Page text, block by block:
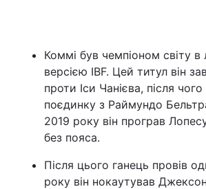
Коммі був чемпіоном світу в
версією IBF. Цей титул він
проти Іси Чанієва, після
поєдинку з Раймундо
2019 року він програв
без пояса.
Після цього ганець провів
року він нокаутував